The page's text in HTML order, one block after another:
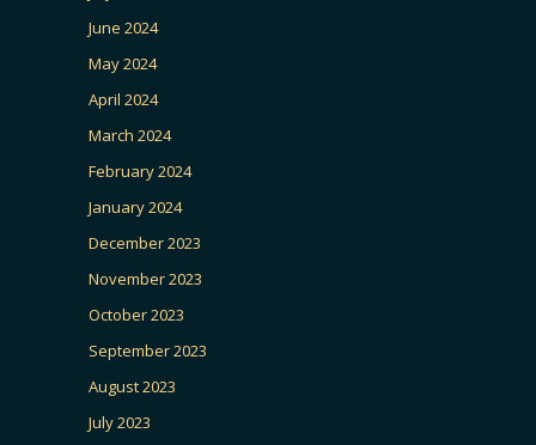
June 2024
May 2024
April 2024
March 2024
February 2024
January 2024
December 2023
November 2023
October 2023
September 2023
August 2023
July 2023